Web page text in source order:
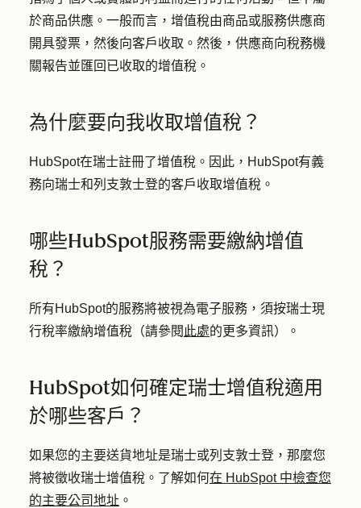
於商品供應。一般而言，增值稅由商品或服務供應商
開具發票，然後向客戶收取。然後，供應商向稅務機
關報告並匯回已收取的增值稅。
為什麼要向我收取增值稅？
HubSpot在瑞士註冊了增值稅。因此，HubSpot有義
務向瑞士和列支敦士登的客戶收取增值稅。
哪些HubSpot服務需要繳納增值
稅？
所有HubSpot的服務將被視為電子服務，須按瑞士現
行稅率繳納增值稅（請參閱 此處的更多資訊）。
HubSpot如何確定瑞士增值稅適用
於哪些客戶？
如果您的主要送貨地址是瑞士或列支敦士登，那麼您
將被徵收瑞士增值稅。了解如何在 HubSpot 中檢查您
的主要公司地址 。